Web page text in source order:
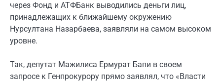
через Фонд и АТФБанк выводились деньги лиц,
принадлежащих к ближайшему окружению
Нурсултана Назарбаева, заявляли на самом высоком
уровне.
Так, депутат Мажилиса Ермурат Бапи в своем
запросе к Генпрокурору прямо заявлял, что «Власти